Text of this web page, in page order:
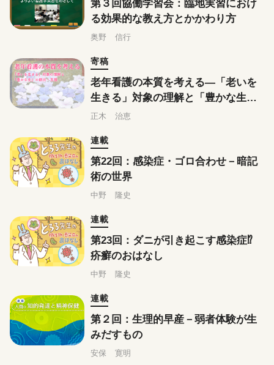
第３回協働学習会：臨地実習におけ
る効果的な教え方とかかわり方
奥野 信行
寄稿
老年看護の本質を考える―「老いを
生きる」対象の理解と「豊かな生」
の創出・支援
正木 治恵
連載
第22回：感染症・ゴロ合わせ－暗記
術の世界
中野 隆史
連載
第23回：ダニが引き起こす感染症⁉
疥癬のおはなし
中野 隆史
連載
第２回：生理的早産－弱者体験が生
みだすもの
安保 寛明